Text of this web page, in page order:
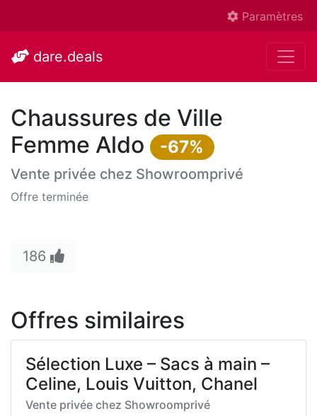
Paramètres
dare.deals
Chaussures de Ville
Femme Aldo
-67%
Vente privée chez Showroomprivé
Offre terminée
186
Offres similaires
Sélection Luxe – Sacs à main –
Celine, Louis Vuitton, Chanel
Vente privée chez Showroomprivé